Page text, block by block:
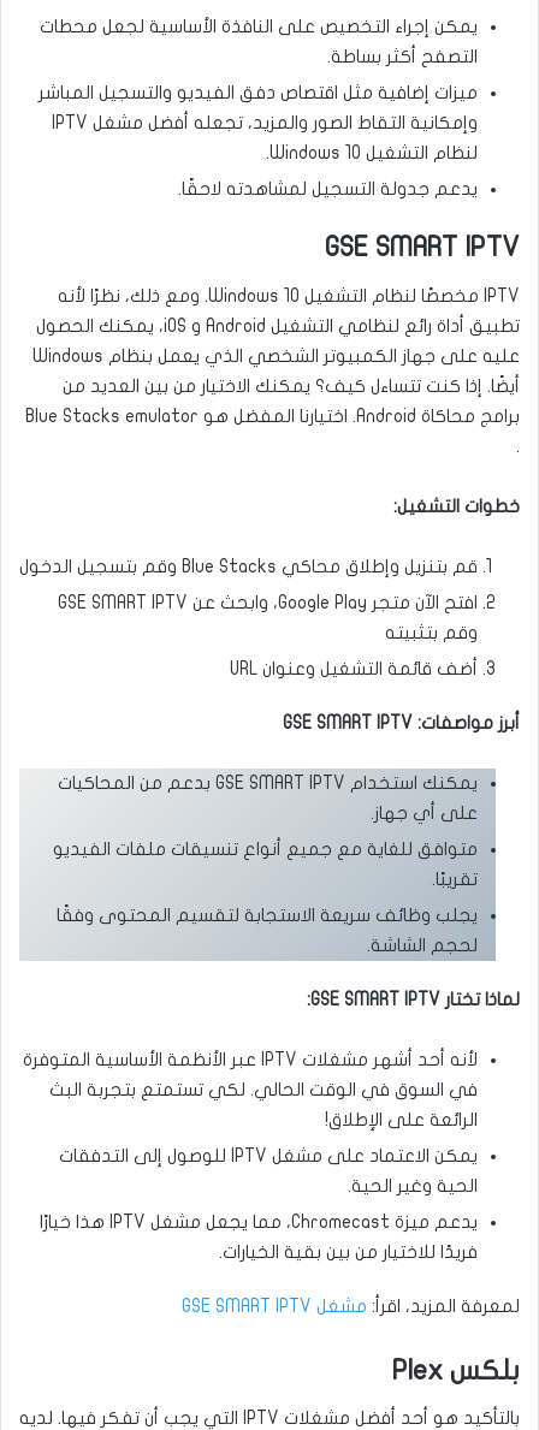
يمكن إجراء التخصيص على النافذة الأساسية لجعل محطات
التصفح أكثر بساطة.
ميزات إضافية مثل اقتصاص دفق الفيديو والتسجيل المباشر
وإمكانية التقاط الصور والمزيد، تجعله أفضل مشغل IPTV
لنظام التشغيل Windows 10.
يدعم جدولة التسجيل لمشاهدته لاحقًا.
GSE SMART IPTV
IPTV مخصصًا لنظام التشغيل Windows 10. ومع ذلك، نظرًا لأنه
تطبيق أداة رائع لنظامي التشغيل Android و iOS، يمكنك الحصول
عليه على جهاز الكمبيوتر الشخصي الذي يعمل بنظام Windows
أيضًا. إذا كنت تتساءل كيف؟ يمكنك الاختيار من بين العديد من
برامج محاكاة Android. اختيارنا المفضل هو Blue Stacks emulator
.
خطوات التشغيل:
قم بتنزيل وإطلاق محاكي Blue Stacks وقم بتسجيل الدخول
افتح الآن متجر Google Play، وابحث عن GSE SMART IPTV
وقم بتثبيته
أضف قائمة التشغيل وعنوان URL
أبرز مواصفات: GSE SMART IPTV
يمكنك استخدام GSE SMART IPTV بدعم من المحاكيات
على أي جهاز.
متوافق للغاية مع جميع أنواع تنسيقات ملفات الفيديو
تقريبًا.
يجلب وظائف سريعة الاستجابة لتقسيم المحتوى وفقًا
لحجم الشاشة.
لماذا تختار GSE SMART IPTV:
لأنه أحد أشهر مشغلات IPTV عبر الأنظمة الأساسية المتوفرة
في السوق في الوقت الحالي. لكي تستمتع بتجربة البث
الرائعة على الإطلاق!
يمكن الاعتماد على مشغل IPTV للوصول إلى التدفقات
الحية وغير الحية.
يدعم ميزة Chromecast، مما يجعل مشغل IPTV هذا خيارًا
فريدًا للاختيار من بين بقية الخيارات.
لمعرفة المزيد، اقرأ: مشغل GSE SMART IPTV
بلكس Plex
بالتأكيد هو أحد أفضل مشغلات IPTV التي يجب أن تفكر فيها. لديه